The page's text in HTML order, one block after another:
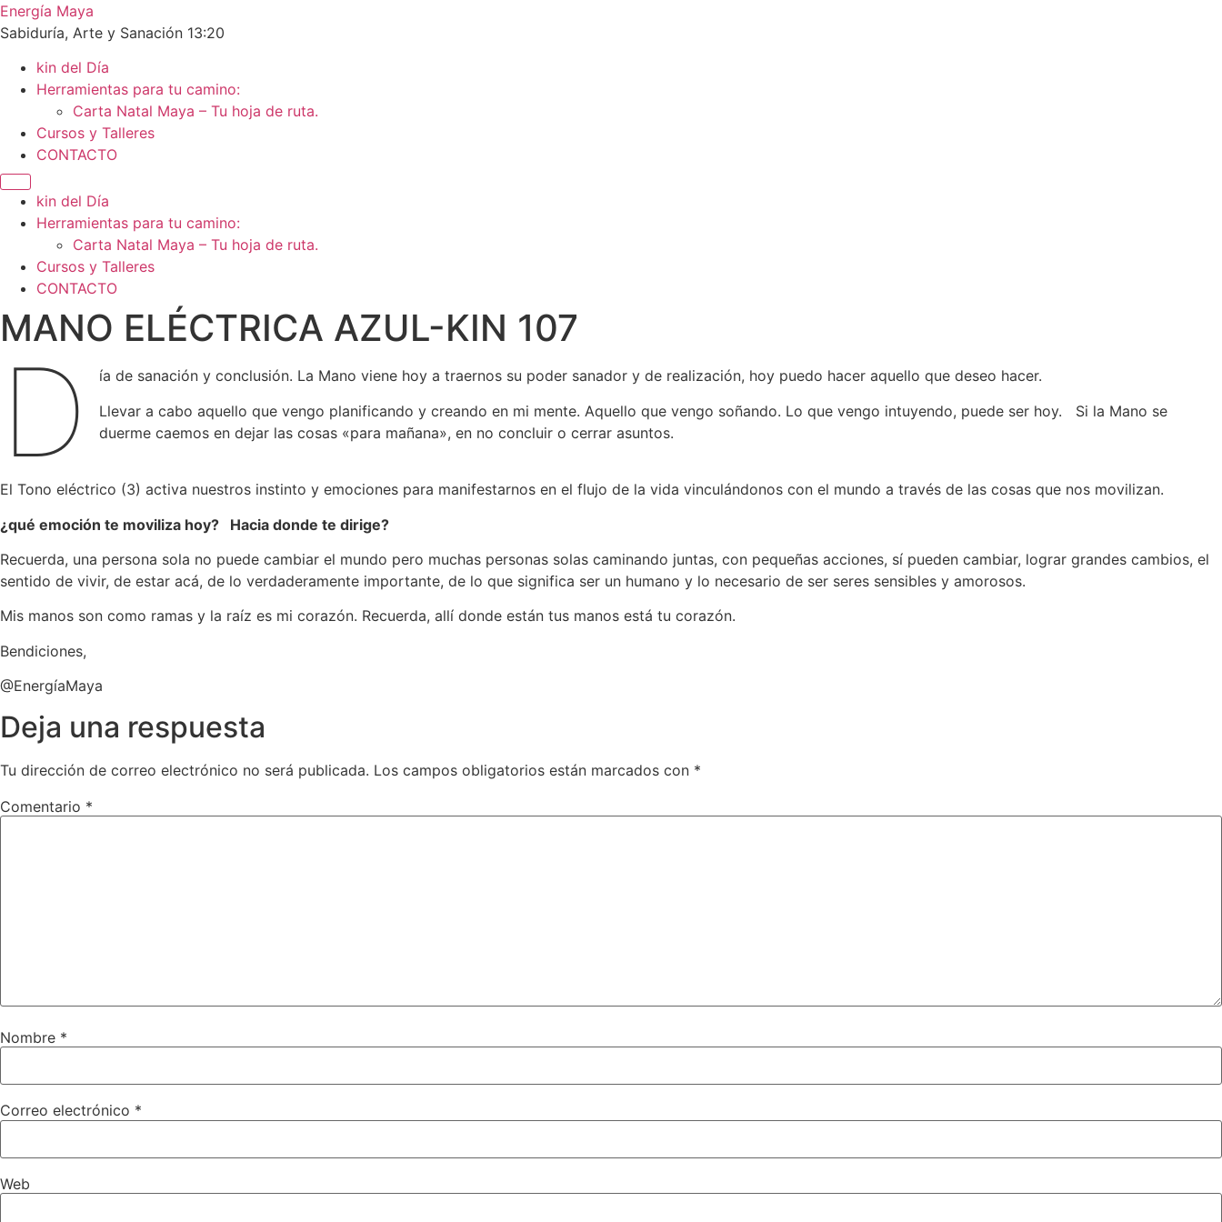
Energía Maya
Sabiduría, Arte y Sanación 13:20
kin del Día
Herramientas para tu camino:
Carta Natal Maya – Tu hoja de ruta.
Cursos y Talleres
CONTACTO
kin del Día
Herramientas para tu camino:
Carta Natal Maya – Tu hoja de ruta.
Cursos y Talleres
CONTACTO
MANO ELÉCTRICA AZUL-KIN 107
D
ía de sanación y conclusión. La Mano viene hoy a traernos su poder sanador y de realización, hoy puedo hacer aquello que deseo hacer.
Llevar a cabo aquello que vengo planificando y creando en mi mente. Aquello que vengo soñando. Lo que vengo intuyendo, puede ser hoy. Si la Mano se
duerme caemos en dejar las cosas «para mañana», en no concluir o cerrar asuntos.
El Tono eléctrico (3) activa nuestros instinto y emociones para manifestarnos en el flujo de la vida vinculándonos con el mundo a través de las cosas que nos movilizan.
¿qué emoción te moviliza hoy? Hacia donde te dirige?
Recuerda, una persona sola no puede cambiar el mundo pero muchas personas solas caminando juntas, con pequeñas acciones, sí pueden cambiar, lograr grandes cambios, el
sentido de vivir, de estar acá, de lo verdaderamente importante, de lo que significa ser un humano y lo necesario de ser seres sensibles y amorosos.
Mis manos son como ramas y la raíz es mi corazón. Recuerda, allí donde están tus manos está tu corazón.
Bendiciones,
@EnergíaMaya
Deja una respuesta
Tu dirección de correo electrónico no será publicada. Los campos obligatorios están marcados con *
Comentario *
Nombre *
Correo electrónico *
Web